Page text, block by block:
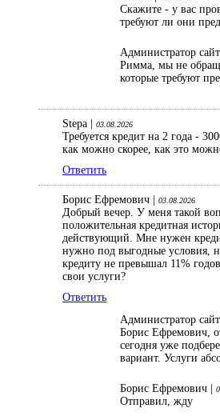
Скажите - у вас
требуют ли они
Администратор
Римма, мы не
которые требуют
Stepa | 03.08.2026
Требуется кредит на 2 года -
как можно скорее, как это
Ответить
Борис Ефремович | 03.08.2026
Добрый вечер. У меня такой
положительная кредитная
действующий. Мне нужен
нужно под выгодные условия,
кредиту не превышал 11%
свои услуги?
Ответить
Администратор
Борис Ефремович,
сегодня уже
вариант. Услуги
Борис Ефремович |
Отправил, жду